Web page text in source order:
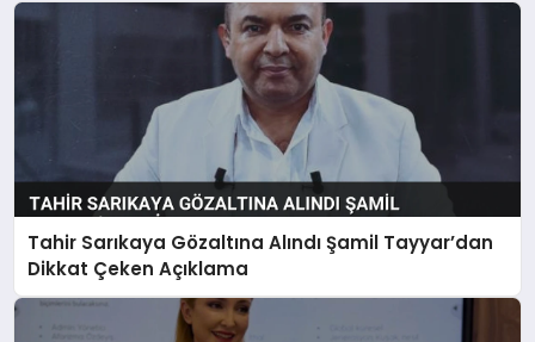
Tahir Sarıkaya Gözaltına Alındı Şamil Tayyar’dan
Dikkat Çeken Açıklama